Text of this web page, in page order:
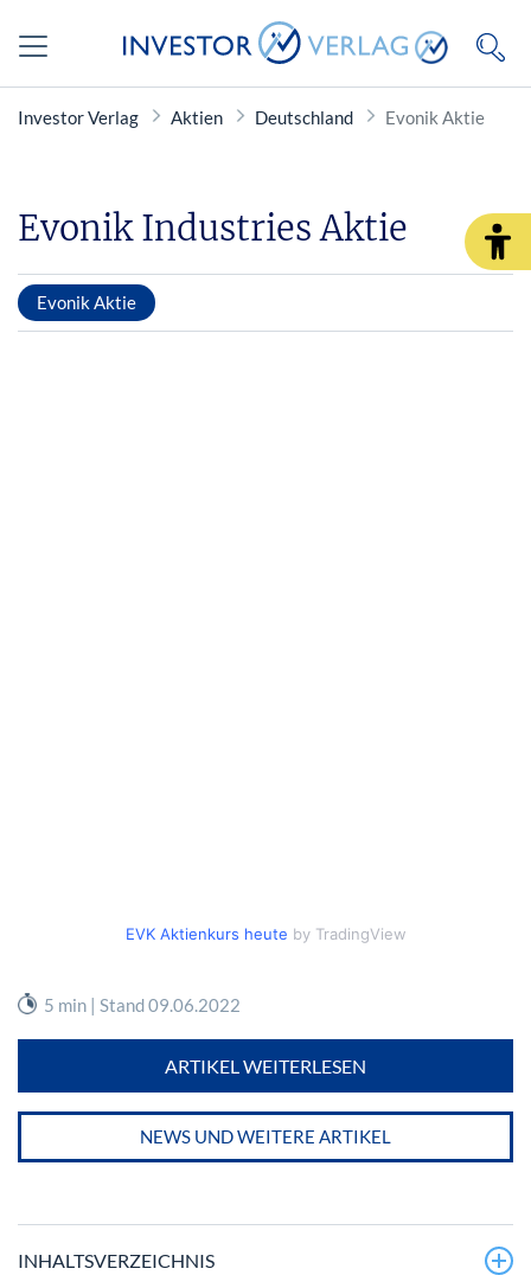
Investor Verlag Aktien Deutschland Evonik Aktie
Evonik Industries Aktie
Evonik Aktie
EVK Aktienkurs heute by TradingView
5 min | Stand 09.06.2022
ARTIKEL WEITERLESEN
NEWS UND WEITERE ARTIKEL
INHALTSVERZEICHNIS